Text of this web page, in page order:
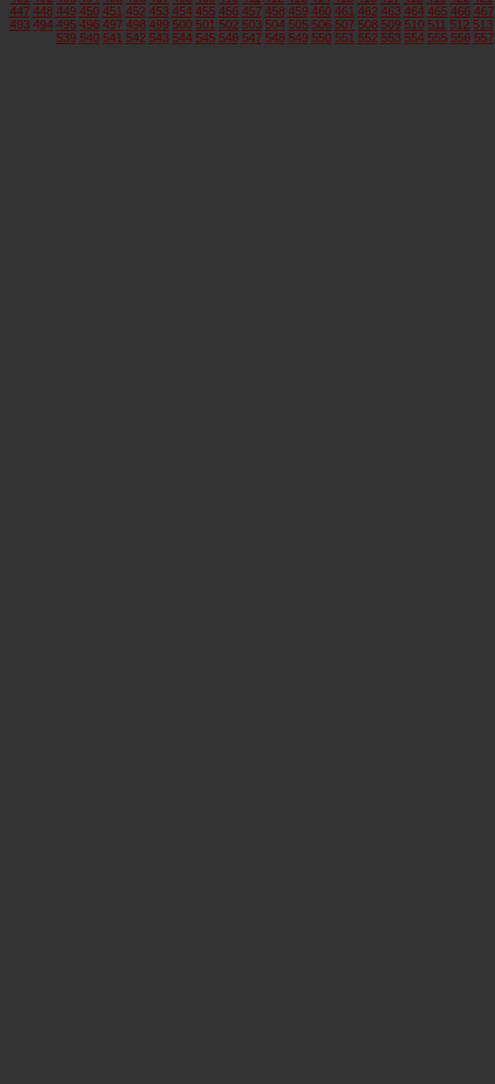
447 448 449 450 451 452 453 454 455 456 457 458 459 460 461 462 463 464 465 466 467
493 494 495 496 497 498 499 500 501 502 503 504 505 506 507 508 509 510 511 512 513
539 540 541 542 543 544 545 546 547 548 549 550 551 552 553 554 555 556 557